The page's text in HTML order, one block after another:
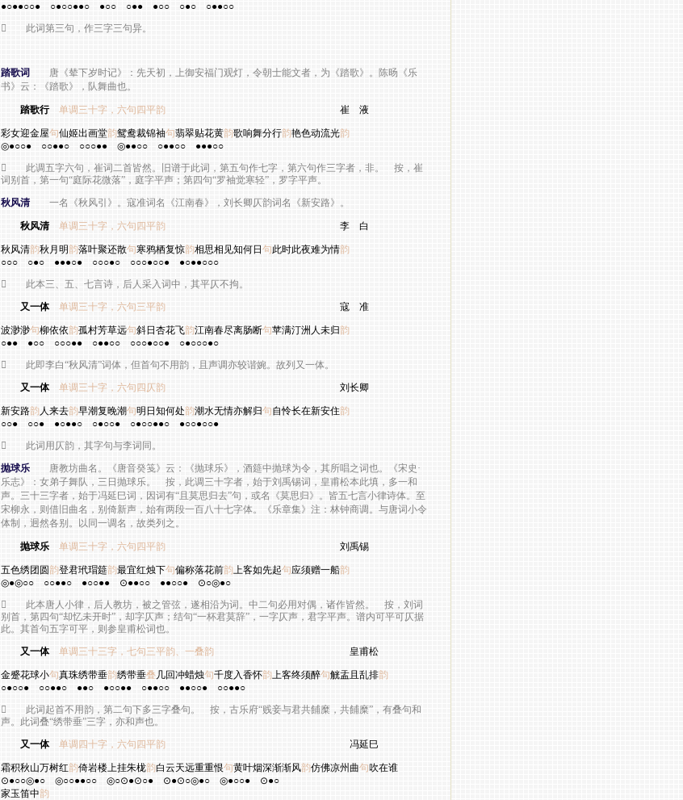
●○●●○○●
○●○○●●○ ●○○ ○●● ●○○ ○●○
○●●○○
 此词第三句，作三字三句异。
踏歌词
唐《辇下岁时记》：先天初，上御安福门观灯，令朝士能文者，为《踏歌》。陈旸《乐
书》云：《踏歌》，队舞曲也。
踏歌行 单调三十字，六句四平韵崔 液
彩女迎金屋句仙姬出画堂韵鸳鸯裁锦袖句翡翠贴花黄韵歌响舞分行韵艳色动流光韵
◎●○○●
○○●●○ ○○○●● ◎●●○○ ○●●○○
●●●○○
 此调五字六句，崔词二首皆然。旧谱于此词，第五句作七字，第六句作三字者，非。 按，崔
词别首，第一句“庭际花微落”，庭字平声；第四句“罗袖觉寒轻”，罗字平声。
秋风清
一名《秋风引》。寇准词名《江南春》，刘长卿仄韵词名《新安路》。
秋风清 单调三十字，六句四平韵李 白
秋风清韵秋月明韵落叶聚还散句寒鸦栖复惊韵相思相见知何日 句此时此夜难为情韵
○○○
○●○ ●●●○● ○○○●○ ○○○●○○●
●○●●○○○
 此本三、五、七言诗，后人采入词中，其平仄不拘。
又一体
单调三十字，六句三平韵寇 准
波渺渺句柳依依韵孤村芳草远句斜日杏花飞韵江南春尽离肠断句苹满汀洲人未归韵
○●●
●○○ ○○○●● ○●●○○ ○○○●○○●
○●○○○●○
 此即李白“秋风清”词体，但首句不用韵，且声调亦较谐婉。故列又一体。
又一体
单调三十字，六句四仄韵刘长卿
新安路韵人来去韵早潮复晚潮句明日知何处韵潮水无情亦解归句自怜长在新安住韵
○○●
○○● ●○●●○ ○●○○● ○●○○●●○
●○○●○○●
 此词用仄韵，其字句与李词同。
抛球乐
唐教坊曲名。《唐音癸笺》云：《抛球乐》，酒筵中抛球为令，其所唱之词也。《宋史 ·
乐志》：女弟子舞队，三日抛球乐。 按，此调三十字者，始于刘禹锡词，皇甫松本此填，多一和
声。三十三字者，始于冯延巳词，因词有“且莫思归去”句，或名《莫思归》。皆五七言小律诗体。至
宋柳永，则借旧曲名，别倚新声，始有两段一百八十七字体。《乐章集》注：林钟商调。与唐词小令
体制，迥然各别。以同一调名，故类列之。
抛球乐 单调三十字，六句四平韵刘禹锡
五色绣团圆韵登君玳瑁筵韵最宜红烛下句偏称落花前韵上客如先起句应须赠一船韵
◎●◎○○
○○●●○ ●○○●● ⊙●●○○ ●●○○●
⊙○◎●○
 此本唐人小律，后人教坊，被之管弦，遂相沿为词。中二句必用对偶，诸作皆然。 按，刘词
别首，第四句“却忆未开时”，却字仄声；结句“一杯君莫辞”，一字仄声，君字平声。谱内可平可仄据
此。其首句五字可平，则参皇甫松词也。
又一体
单调三十三字，七句三平韵、一叠韵皇甫松
金蹙花球小句真珠绣带垂韵绣带垂叠几回冲蜡烛句千度入香怀韵上客终须醉句觥盂且乱排韵
○●○○●
○○●●○ ●●○ ●○○●● ○●●○○ ●●○○●
○○●●○
 此词起首不用韵，第二句下多三字叠句。 按，古乐府“贱妾与君共餔糜，共餔糜”，有叠句和
声。此词叠“绣带垂”三字，亦和声也。
又一体
单调四十字，六句四平韵冯延巳
霜积秋山万树红韵倚岩楼上挂朱栊韵白云天远重重恨句黄叶烟深渐渐风韵仿佛凉州曲句吹在谁
⊙●○○◎●○
◎○○●●○○ ◎○⊙●⊙○● ⊙●⊙○◎●○ ◎●○○●
⊙●○
家玉笛中韵